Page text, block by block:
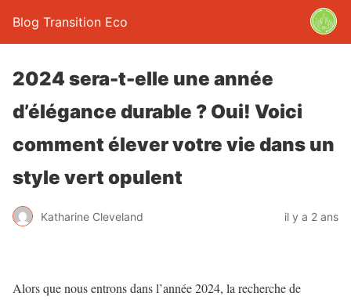
Blog Transition Eco
2024 sera-t-elle une année
d’élégance durable ? Oui! Voici
comment élever votre vie dans un
style vert opulent
Katharine Cleveland il y a 2 ans
Alors que nous entrons dans l’année 2024, la recherche de